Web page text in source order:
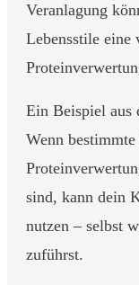
Veranlagung
Lebensstile eine
Ein Beispiel aus
Wenn
sind, kann dein
nutzen – selbst
zuführst.